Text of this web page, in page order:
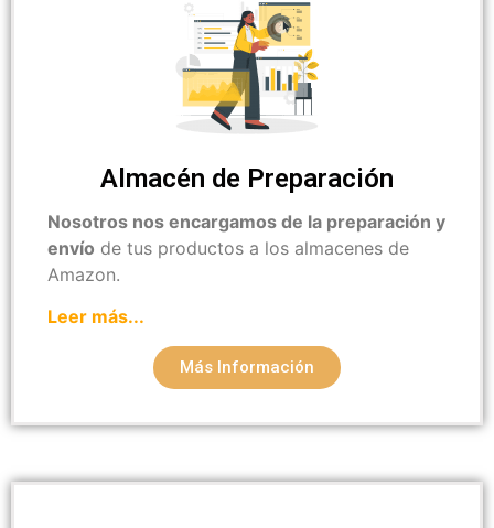
Almacén de Preparación
Nosotros nos encargamos de la preparación y
envío de tus productos a los almacenes de
Amazon.
Leer más...
Más Información